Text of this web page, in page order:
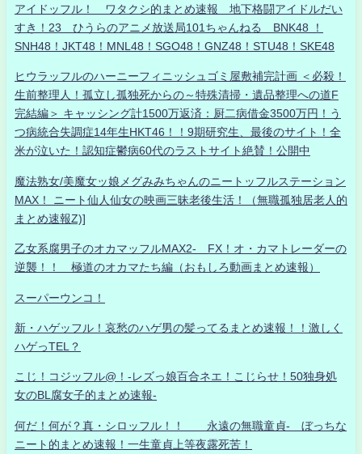
アイドッフル！ ワタクシ的まとめ速報 地下格闘アイドルだい
すき！23 ひうらのアニメ放送局101ちゃんねる BNK48 ！
SNH48！JKT48！MNL48！SGO48！GNZ48！STU48！SKE48
ヒウラッフルのハーニーフィニッシュゴミ屋敷補完計画 ＜必殺！
生前整理人！孤立し孤独死からの～特殊清掃・遺品整理への道F
完結編＞ キャッシング計1500万返済：厨二病借金3500万円！う
つ病統合失調症14年生HKT46！！9期研究生、最後のサイト！全
米が泣いた！認知症鬱病60代のラストサイト絶賛！公開中
魔法熟女/美魔女ッ娘メグみみちゃんのニートッフルステーション
MAX！ ニート仙人仙女の映画三昧老後生活！（無職孤独居老人的
まとめ速報Z)]
乙女系腐男子のオカマッフルMAX2- FX！オ・カマトレーダーの
逆襲！！ 極道のオカマたち編（おもしろ動画まとめ速報）
スーパーウンコ！
新・ハゲッフル！哀愁のハゲ男の髪ってるまとめ速報！！激しく
ハゲっTEL？
こじ！コジッフル@！-レズっ娘百合ネエ！こじらせ！50独身処
女のBL腐女子的まとめ速報-
何だ！何が？真・シロッフル！！ 永遠の無職童貞- ぼっちな
ニート的まとめ速報！一生童貞上等夜露死苦！